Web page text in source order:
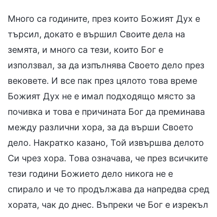
Много са годините, през които Божият Дух е
търсил, докато е вършил Своите дела на
земята, и много са тези, които Бог е
използвал, за да изпълнява Своето дело през
вековете. И все пак през цялото това време
Божият Дух не е имал подходящо място за
почивка и това е причината Бог да преминава
между различни хора, за да върши Своето
дело. Накратко казано, Той извършва делото
Си чрез хора. Това означава, че през всичките
тези години Божието дело никога не е
спирало и че то продължава да напредва сред
хората, чак до днес. Въпреки че Бог е изрекъл